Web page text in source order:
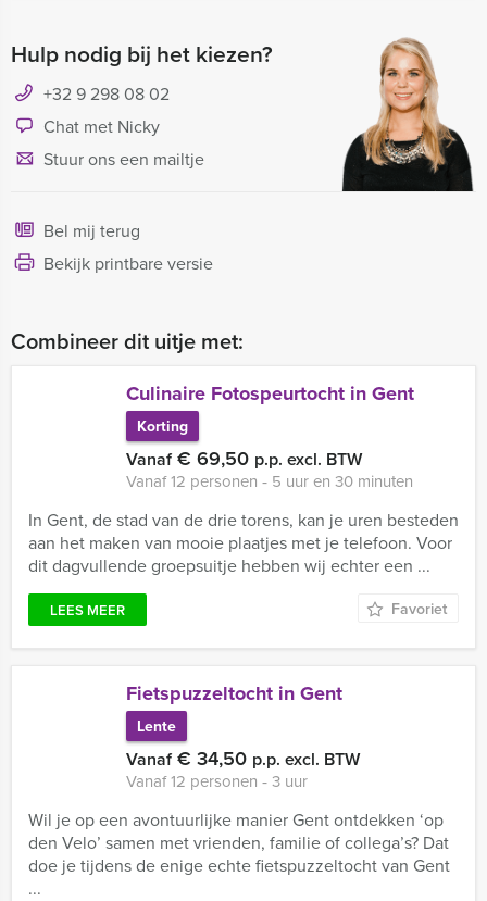
Hulp nodig bij het kiezen?
+32 9 298 08 02
Chat met Nicky
Stuur ons een mailtje
Bel mij terug
Bekijk printbare versie
Combineer dit uitje met:
Culinaire Fotospeurtocht in Gent
Korting
Vanaf€ 69,50 p.p. excl. BTW
Vanaf 12 personen ‐ 5 uur en 30 minuten
In Gent, de stad van de drie torens, kan je uren besteden
aan het maken van mooie plaatjes met je telefoon. Voor
dit dagvullende groepsuitje hebben wij echter een ...
LEES MEER Favoriet
Fietspuzzeltocht in Gent
Lente
Vanaf€ 34,50 p.p. excl. BTW
Vanaf 12 personen ‐ 3 uur
Wil je op een avontuurlijke manier Gent ontdekken ‘op
den Velo’ samen met vrienden, familie of collega’s? Dat
doe je tijdens de enige echte fietspuzzeltocht van Gent
...